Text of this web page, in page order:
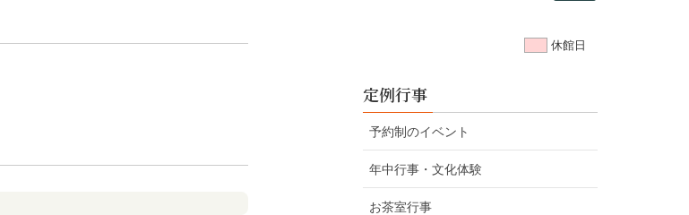
休館日
定例行事
予約制のイベント
年中行事・文化体験
お茶室行事